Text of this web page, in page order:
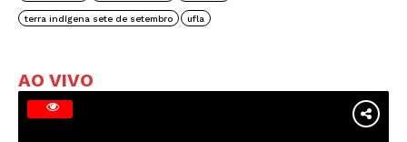
AO VIVO
terra indígena sete de setembro ufla